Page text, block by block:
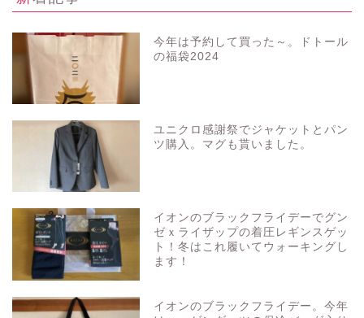
今年は予約して買った～。ドトール
の福袋2024
ユニクロ感謝祭でジャケットとパン
ツ購入。マグも貰いました。
イオンのブラックフライデーでグン
ゼｘライザップの着圧レギンスゲッ
ト！冬はこれ履いてウォーキングし
ます！
イオンのブラックフライデー。今年